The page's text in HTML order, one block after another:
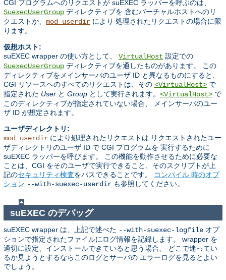
CGI プログラムへのリクエストが suEXEC ラッパーを呼ぶのは、
SuexecUserGroup ディレクティブを 含むバーチャルホストへのリ
クエストか、 mod_userdir により 処理されたリクエストの場合に限
ります。
仮想ホスト:
suEXEC wrapper の使い方として、 VirtualHost 設定での
SuexecUserGroup ディレクティブを通したものがあります。 この
ディレクティブをメインサーバのユーザ ID と異なるものにすると、
CGI リソースへのすべてのリクエストは、その <VirtualHost> で
指定された User と Group として実行されます。 <VirtualHost> で
このディレクティブが指定されていない場合、 メインサーバのユー
ザ ID が想定されます。
ユーザディレクトリ:
mod_userdir により処理されたリクエストは リクエストされたユー
ザディレクトリのユーザ ID で CGI プログラムを 実行するために
suEXEC ラッパーを呼びます。 この機能を動作させるために必要な
ことは、CGI をそのユーザで実行できること、そのスクリプトが上
記のセキュリティ検査をパスできることです。
コンパイル 時のオプ
ション --with-suexec-userdir も参照してください。
suEXEC のデバッグ
suEXEC wrapper は、上記で述べた --with-suexec-logfile オプ
ションで指定されたファイルにログ情報を記録します。 wrapper を
適切に設定、インストールできていると思う場合、 どこで迷ってい
るか見ようとするならこのログとサーバの エラーログを見るとよい
でしょう。